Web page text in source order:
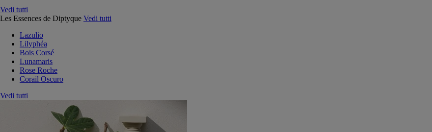
Vedi tutti
Les Essences de Diptyque Vedi tutti
Lazulio
Lilyphéa
Bois Corsé
Lunamaris
Rose Roche
Corail Oscuro
Vedi tutti